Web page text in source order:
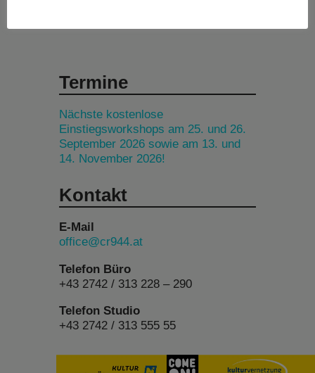
Termine
Nächste kostenlose
Einstiegsworkshops am 25. und 26.
September 2026 sowie am 13. und
14. November 2026!
Kontakt
E-Mail
office@cr944.at
Telefon Büro
+43 2742 / 313 228 – 290
Telefon Studio
+43 2742 / 313 555 55